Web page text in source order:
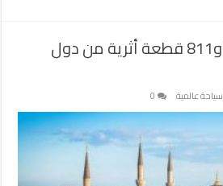
تركيا تسترد 28 ألفاً و811 قطعة أثرية من دول
سياحة عالمية 0